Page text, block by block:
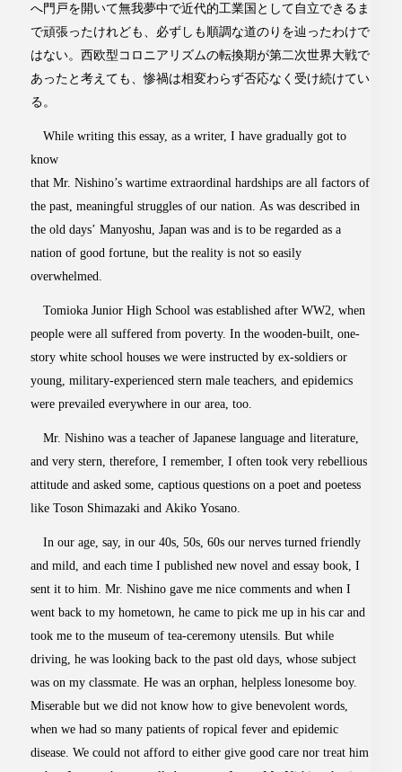
へ門戸を開いて無我夢中で近代的工業国として自立できるま
で頑張ったけれども、必ずしも順調な道のりを辿ったわけで
はない。西欧型コロニアリズムの転換期が第二次世界大戦で
あったと考えても、惨禍は相変わらず否応なく受け続けてい
る。
While writing this essay, as a writer, I have gradually got to
know
that Mr. Nishino’s wartime extraordinal hardships are all factors of
the past, meaningful struggles of our nation. As was described in
the old days’ Manyoshu, Japan was and is to be regarded as a
nation of good fortune, but the reality is not so easily
overwhelmed.
Tomioka Junior High School was established after WW2, when
people were all suffered from poverty. In the wooden-built, one-
story white school houses we were instructed by ex-soldiers or
young, military-experienced stern male teachers, and epidemics
were prevailed everywhere in our area, too.
Mr. Nishino was a teacher of Japanese language and literature,
and very stern, therefore, I remember, I often took very rebellious
attitude and asked some, captious questions on a poet and poetess
like Toson Shimazaki and Akiko Yosano.
In our age, say, in our 40s, 50s, 60s our nerves turned friendly
and mild, and each time I published new novel and essay book, I
sent it to him. Mr. Nishino gave me nice comments and when I
went back to my hometown, he came to pick me up in his car and
took me to the museum of tea-ceremony utensils. But while
driving, he was looking back to the past old days, whose subject
was on my classmate. He was an orphan, helpless lonesome boy.
Miserable but we did not know how to give benevolent words,
when we had so many patients of ropical fever and epidemic
disease. We could not afford to either give good care nor treat him